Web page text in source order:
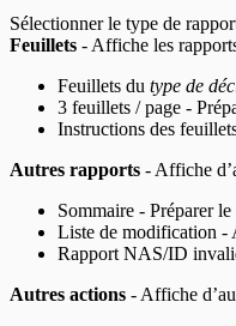
Sélectionner le type de
Feuillets - Affiche les
Feuillets du type de
3 feuillets / page -
Instructions des
Autres rapports - Affiche
Sommaire - Préparer
Liste de modification -
Rapport NAS/ID
Autres actions - Affiche